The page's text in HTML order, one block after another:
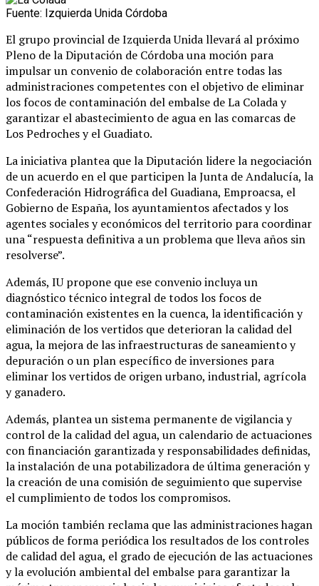
Fuente: Izquierda Unida Córdoba
El grupo provincial de Izquierda Unida llevará al próximo
Pleno de la Diputación de Córdoba una moción para
impulsar un convenio de colaboración entre todas las
administraciones competentes con el objetivo de eliminar
los focos de contaminación del embalse de La Colada y
garantizar el abastecimiento de agua en las comarcas de
Los Pedroches y el Guadiato.
La iniciativa plantea que la Diputación lidere la negociación
de un acuerdo en el que participen la Junta de Andalucía, la
Confederación Hidrográfica del Guadiana, Emproacsa, el
Gobierno de España, los ayuntamientos afectados y los
agentes sociales y económicos del territorio para coordinar
una “respuesta definitiva a un problema que lleva años sin
resolverse”.
Además, IU propone que ese convenio incluya un
diagnóstico técnico integral de todos los focos de
contaminación existentes en la cuenca, la identificación y
eliminación de los vertidos que deterioran la calidad del
agua, la mejora de las infraestructuras de saneamiento y
depuración o un plan específico de inversiones para
eliminar los vertidos de origen urbano, industrial, agrícola
y ganadero.
Además, plantea un sistema permanente de vigilancia y
control de la calidad del agua, un calendario de actuaciones
con financiación garantizada y responsabilidades definidas,
la instalación de una potabilizadora de última generación y
la creación de una comisión de seguimiento que supervise
el cumplimiento de todos los compromisos.
La moción también reclama que las administraciones hagan
públicos de forma periódica los resultados de los controles
de calidad del agua, el grado de ejecución de las actuaciones
y la evolución ambiental del embalse para garantizar la